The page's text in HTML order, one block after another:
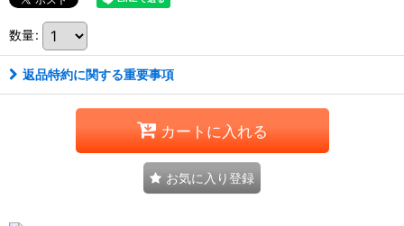
数量:
返品特約に関する重要事項
カートに入れる
お気に入り登録